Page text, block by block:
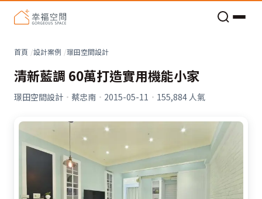
首頁 設計案例 璟田空間設計
清新藍調 60萬打造實用機能小家
璟田空間設計 · 蔡忠南 · 2015-05-11 · 155,884人氣